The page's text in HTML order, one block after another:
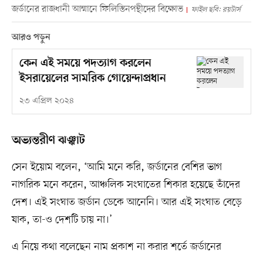
জর্ডানের রাজধানী আম্মানে ফিলিস্তিনপন্থীদের বিক্ষোভ ফাইল ছবি: রয়টার্স
আরও পড়ুন
কেন এই সময়ে পদত্যাগ করলেন
ইসরায়েলের সামরিক গোয়েন্দাপ্রধান
২৩ এপ্রিল ২০২৪
অভ্যন্তরীণ ঝঞ্ঝাট
সেন ইয়োম বলেন, ‘আমি মনে করি, জর্ডানের বেশির ভাগ
নাগরিক মনে করেন, আঞ্চলিক সংঘাতের শিকার হয়েছে তাঁদের
দেশ। এই সংঘাত জর্ডান ডেকে আনেনি। আর এই সংঘাত বেড়ে
যাক, তা-ও দেশটি চায় না।’
এ নিয়ে কথা বলেছেন নাম প্রকাশ না করার শর্তে জর্ডানের